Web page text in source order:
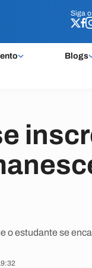
Siga o
Blogs
Siga o
o estudante se